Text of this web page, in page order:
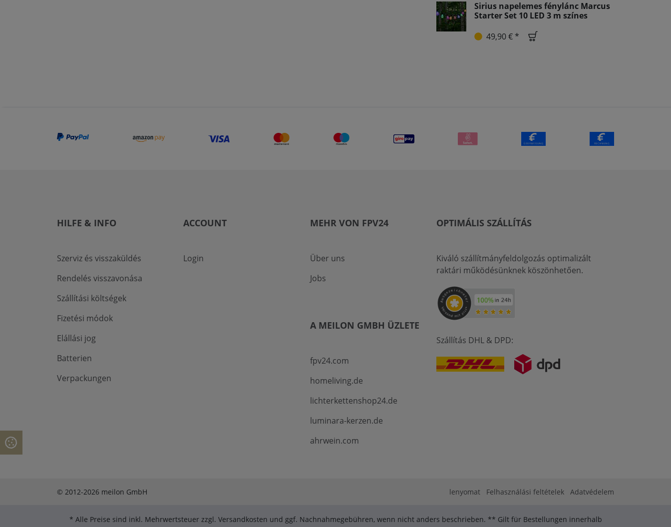
Sirius napelemes fénylánc Marcus
Starter Set 10 LED 3 m színes
49,90 € *
HILFE & INFO
Szerviz és visszaküldés
Rendelés visszavonása
Szállítási költségek
Fizetési módok
Elállási jog
Batterien
Verpackungen
ACCOUNT
Login
MEHR VON FPV24
Über uns
Jobs
A MEILON GMBH ÜZLETE
fpv24.com
homeliving.de
lichterkettenshop24.de
luminara-kerzen.de
ahrwein.com
OPTIMÁLIS SZÁLLÍTÁS
Kiváló szállítmányfeldolgozás optimalizált
raktári működésünknek köszönhetően.
Szállítás DHL & DPD:
© 2012-2026 meilon GmbH lenyomat Felhasználási feltételek Adatvédelem
* Alle Preise sind inkl. Mehrwertsteuer zzgl. Versandkosten und ggf. Nachnahmegebühren, wenn nicht anders beschrieben. ** Gilt für Bestellungen innerhalb